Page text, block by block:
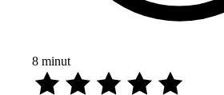
8 minut